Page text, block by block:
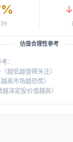
% ↓
估值合理性参考
：
越低越值得关注）
高市场越恐慌）
深定投价值越高）